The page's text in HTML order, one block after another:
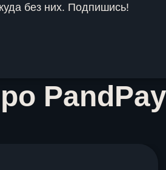
без них. Подпишись!
PandPay